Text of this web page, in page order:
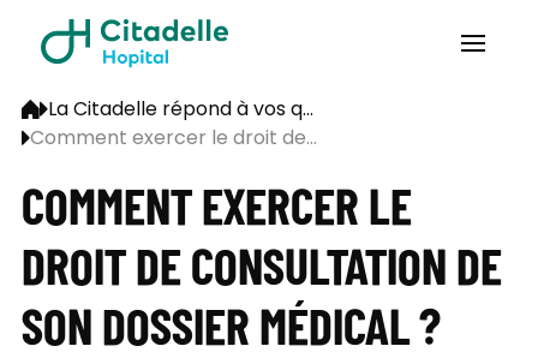
La Citadelle répond à vos q...
Comment exercer le droit de...
COMMENT EXERCER LE
DROIT DE CONSULTATION DE
SON DOSSIER MÉDICAL ?